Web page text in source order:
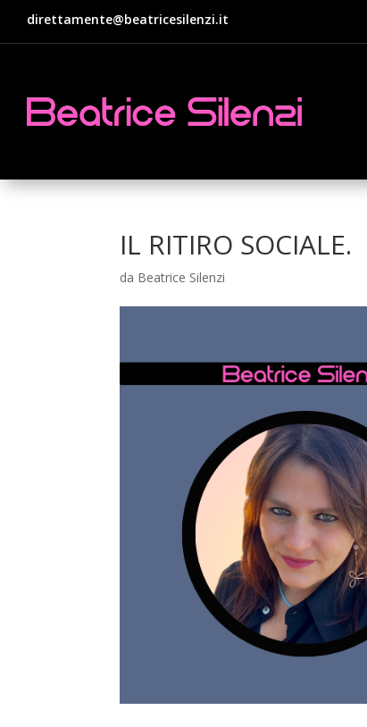
direttamente@beatricesilenzi.it
IL RITIRO SOCIALE.
da Beatrice Silenzi